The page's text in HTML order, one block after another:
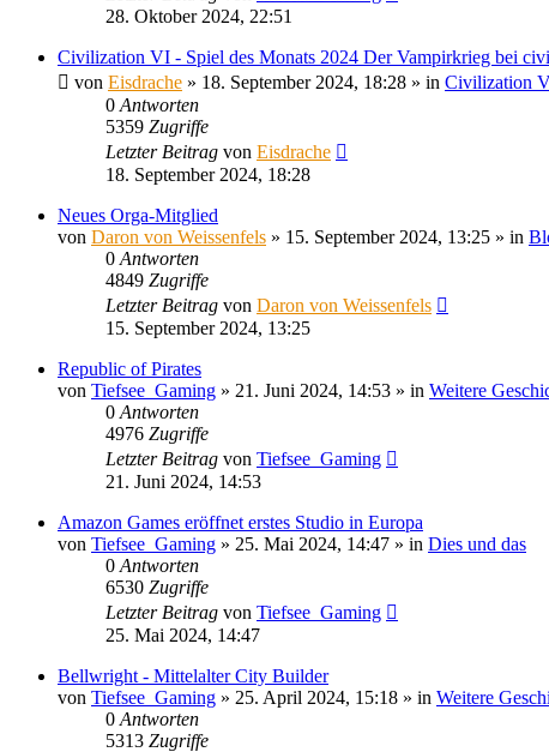
28. Oktober 2024, 22:51
Civilization VI - Spiel des Monats 2024 Der Vampirkrieg bei
von Eisdrache » 18. September 2024, 18:28 » in Civilization
0 Antworten
5359 Zugriffe
Letzter Beitrag von Eisdrache
18. September 2024, 18:28
Neues Orga-Mitglied
von Daron von Weissenfels » 15. September 2024, 13:25 » in
0 Antworten
4849 Zugriffe
Letzter Beitrag von Daron von Weissenfels
15. September 2024, 13:25
Republic of Pirates
von Tiefsee_Gaming » 21. Juni 2024, 14:53 » in Weitere
0 Antworten
4976 Zugriffe
Letzter Beitrag von Tiefsee_Gaming
21. Juni 2024, 14:53
Amazon Games eröffnet erstes Studio in Europa
von Tiefsee_Gaming » 25. Mai 2024, 14:47 » in Dies und das
0 Antworten
6530 Zugriffe
Letzter Beitrag von Tiefsee_Gaming
25. Mai 2024, 14:47
Bellwright - Mittelalter City Builder
von Tiefsee_Gaming » 25. April 2024, 15:18 » in Weitere
0 Antworten
5313 Zugriffe